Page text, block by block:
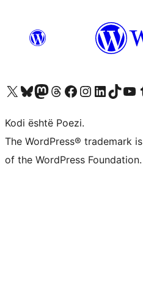
Vizitoni llogarinë tonë X (ish Twitter)
Vizitoni llogarinë tonë Bluesky
Vizitoni llogarinë tonë Mastodon
Vizitoni llogarinë tonë Threads
Vizitoni faqen tonë në Facebook
Vizitoni llogarinë tonë
Vizitoni llogarinë tonë
Vizitoni llogarinë tonë
Vizitoni
Kodi është Poezi.
The WordPress® trademark
of the WordPress Foundation.